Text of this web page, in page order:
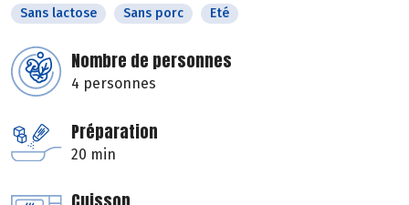
Sans lactose
Sans porc Eté
Nombre de personnes
4 personnes
Préparation
20 min